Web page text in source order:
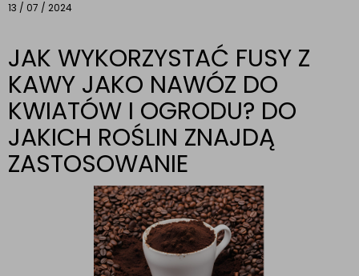
13 / 07 / 2024
JAK WYKORZYSTAĆ FUSY Z
KAWY JAKO NAWÓZ DO
KWIATÓW I OGRODU? DO
JAKICH ROŚLIN ZNAJDĄ
ZASTOSOWANIE